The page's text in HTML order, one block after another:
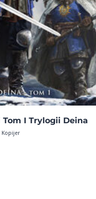
Tom I Trylogii Deina
Kopijer